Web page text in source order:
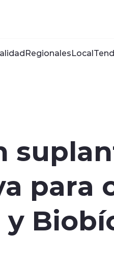
RegionalesLocal
para